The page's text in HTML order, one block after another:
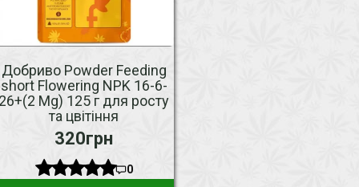
Добриво Powder Feeding
short Flowering NPK 16-6-
Mg) 125 г для росту
та цвітіння
320грн
0